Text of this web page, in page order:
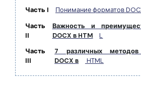
Правительство
Фрилансер
Часть I
Понимание форматов
Часть
II
Важность и
DOCX в HTM
L
Часть
III
7 различных методов
DOCX в
HTML